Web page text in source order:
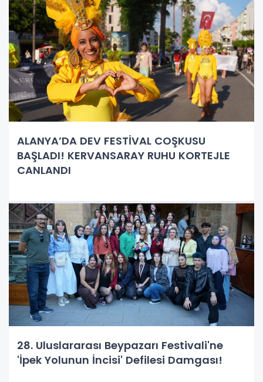
ALANYA’DA DEV FESTİVAL COŞKUSU
BAŞLADI! KERVANSARAY RUHU KORTEJLE
CANLANDI
28. Uluslararası Beypazarı Festivali'ne
'İpek Yolunun İncisi' Defilesi Damgası!